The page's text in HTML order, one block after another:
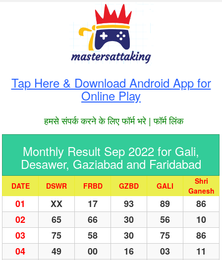
Tap Here & Download Android App for
Online Play
हमसे संपर्क करने के लिए फॉर्म भरे | फॉर्म लिंक
Monthly Result Sep 2022 for Gali,
Desawer, Gaziabad and Faridabad
DATE DSWR FRBD GZBD GALI
Shri
Ganesh
01 XX 17 93 89
86
02
65 66 30 56
10
03
75 58 30 75
86
04
49 00 16 03
11